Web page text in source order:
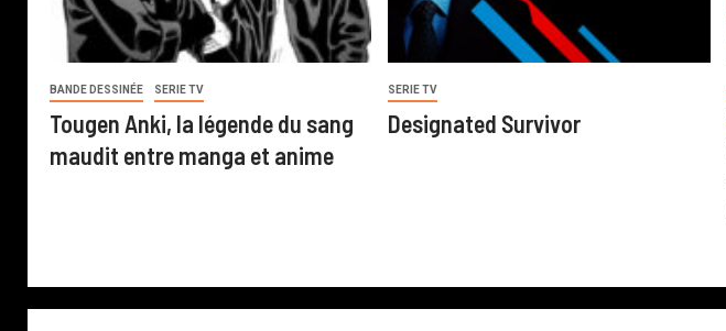
BANDE DESSINÉE SERIE TV
Tougen Anki, la légende du sang
maudit entre manga et anime
SERIE TV
Designated Survivor